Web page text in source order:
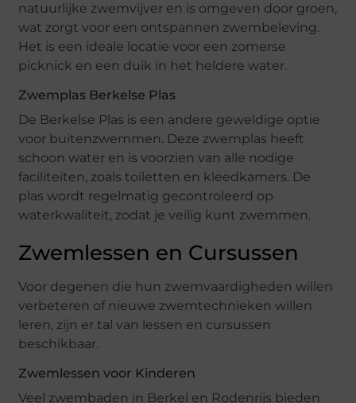
natuurlijke zwemvijver en is omgeven door groen,
wat zorgt voor een ontspannen zwembeleving.
Het is een ideale locatie voor een zomerse
picknick en een duik in het heldere water.
Zwemplas Berkelse Plas
De Berkelse Plas is een andere geweldige optie
voor buitenzwemmen. Deze zwemplas heeft
schoon water en is voorzien van alle nodige
faciliteiten, zoals toiletten en kleedkamers. De
plas wordt regelmatig gecontroleerd op
waterkwaliteit, zodat je veilig kunt zwemmen.
Zwemlessen en Cursussen
Voor degenen die hun zwemvaardigheden willen
verbeteren of nieuwe zwemtechnieken willen
leren, zijn er tal van lessen en cursussen
beschikbaar.
Zwemlessen voor Kinderen
Veel zwembaden in Berkel en Rodenrijs bieden